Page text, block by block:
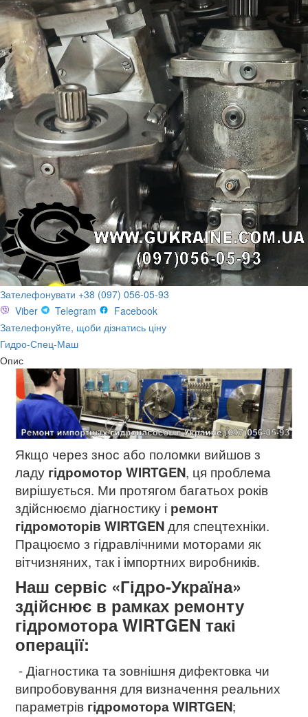
Зателефонувати +38 (097) 056-05-93
Viber
Telegram
Facebook
Зателефонуйте, щоби дізнатись ціну
Гидро-Спец-Маш
Опис
Якщо через знос або поломки вийшов з
ладу гідромотор WIRTGEN, ця проблема
вирішується. Ми протягом багатьох років
здійснюємо діагностику і ремонт
гідромоторів WIRTGEN для спецтехніки.
Працюємо з гідравлічними моторами як
вітчизняних, так і імпортних виробників.
Наш сервіс «Гідро-Україна»
здійснює в рамках ремонту
гідромотора WIRTGEN такі
операції:
- Діагностика та зовнішня дифектовка чи
випробовування для визначення реальних
параметрів гідромотора WIRTGEN;